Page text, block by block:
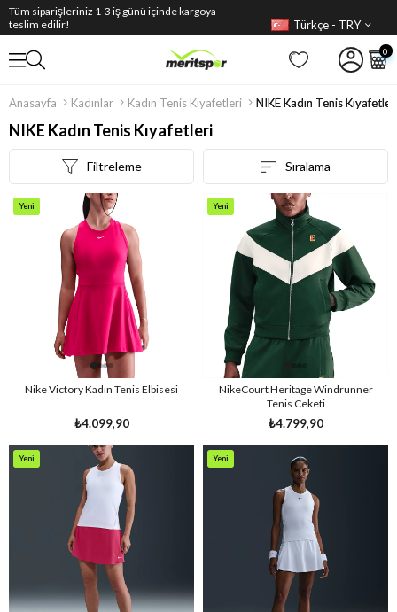
Tüm siparişleriniz 1-3 iş günü içinde kargoya
teslim edilir!
Türkçe - TRY
0
Anasayfa Kadınlar Kadın Tenis Kıyafetleri NIKE Kadın Tenis Kıyafetleri
NIKE Kadın Tenis Kıyafetleri
Filtreleme Sıralama
Nike Victory Kadın Tenis Elbisesi
₺4.099,90
Yeni
NikeCourt Heritage Windrunner
Tenis Ceketi
₺4.799,90
Yeni
Yeni
Yeni